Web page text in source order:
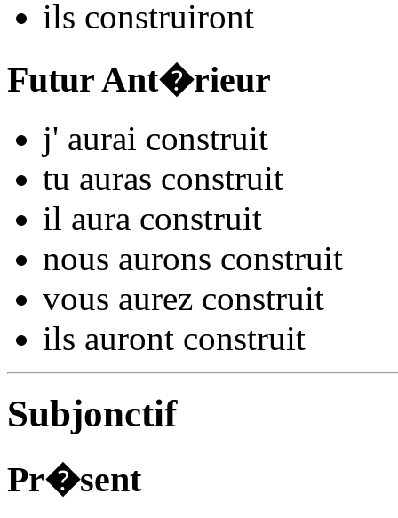
ils construiront
Futur Ant�rieur
j' aurai construit
tu auras construit
il aura construit
nous aurons construit
vous aurez construit
ils auront construit
Subjonctif
Pr�sent